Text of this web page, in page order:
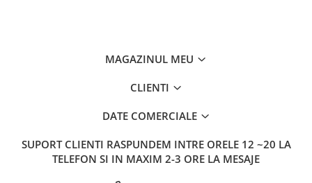
MAGAZINUL MEU
CLIENTI
DATE COMERCIALE
SUPORT CLIENTI RASPUNDEM INTRE ORELE 12 ~20 LA
TELEFON SI IN MAXIM 2-3 ORE LA MESAJE